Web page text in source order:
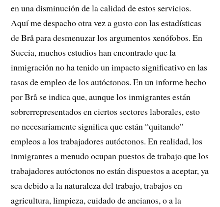
en una disminución de la calidad de estos servicios.
Aquí me despacho otra vez a gusto con las estadísticas
de Brå para desmenuzar los argumentos xenófobos. En
Suecia, muchos estudios han encontrado que la
inmigración no ha tenido un impacto significativo en las
tasas de empleo de los autóctonos. En un informe hecho
por Brå se indica que, aunque los inmigrantes están
sobrerrepresentados en ciertos sectores laborales, esto
no necesariamente significa que están “quitando”
empleos a los trabajadores autóctonos. En realidad, los
inmigrantes a menudo ocupan puestos de trabajo que los
trabajadores autóctonos no están dispuestos a aceptar, ya
sea debido a la naturaleza del trabajo, trabajos en
agricultura, limpieza, cuidado de ancianos, o a la